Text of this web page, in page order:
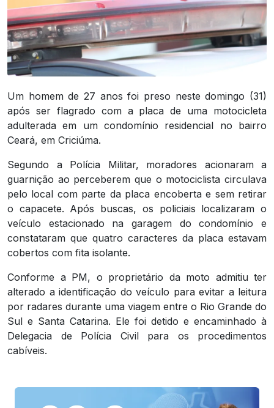
Um homem de 27 anos foi preso neste domingo (31)
após ser flagrado com a placa de uma motocicleta
adulterada em um condomínio residencial no bairro
Ceará, em Criciúma.
Segundo a Polícia Militar, moradores acionaram a
guarnição ao perceberem que o motociclista circulava
pelo local com parte da placa encoberta e sem retirar
o capacete. Após buscas, os policiais localizaram o
veículo estacionado na garagem do condomínio e
constataram que quatro caracteres da placa estavam
cobertos com fita isolante.
Conforme a PM, o proprietário da moto admitiu ter
alterado a identificação do veículo para evitar a leitura
por radares durante uma viagem entre o Rio Grande do
Sul e Santa Catarina. Ele foi detido e encaminhado à
Delegacia de Polícia Civil para os procedimentos
cabíveis.